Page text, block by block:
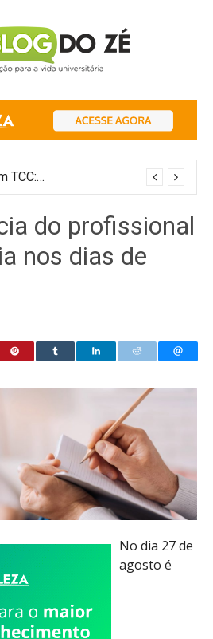
Como começar um TCC: 7 passos para introduzir o tema do trabalho
CARREIRA PROTEANA: APRENDA O QUE É E PORQUE ESTÁ EM ALTA!
do profissional
nos dias de
No dia 27 de
agosto é